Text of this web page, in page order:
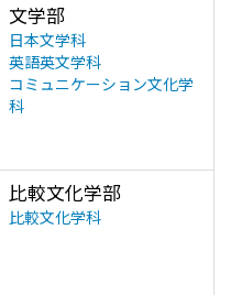
文学部
日本文学科
英語英文学科
コミュニケーション文化学
科
比較文化学部
比較文化学科